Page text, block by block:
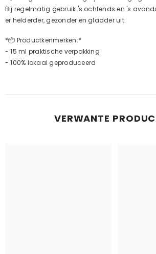
Bij regelmatig gebruik 's ochtends en 's
er helderder, gezonder en gladder uit.
*📦 Productkenmerken:*
- 15 ml praktische verpakking
- 100% lokaal geproduceerd
VERWANTE